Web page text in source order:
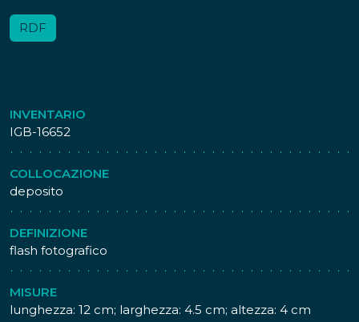
RDF
INVENTARIO
IGB-16652
COLLOCAZIONE
deposito
DEFINIZIONE
flash fotografico
MISURE
lunghezza: 12 cm; larghezza: 4.5 cm; altezza: 4 cm